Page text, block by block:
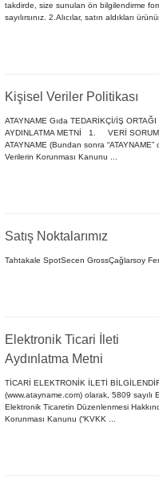
takdirde, size sunulan ön bilgilendirme
sayılırsınız. 2.Alıcılar, satın aldıkları
Kişisel Veriler Politikası
ATAYNAME Gıda TEDARİKÇİ/İŞ
AYDINLATMA METNİ 1. VERİ
ATAYNAME (Bundan sonra
Verilerin Korunması Kanunu ...
Satış Noktalarımız
Tahtakale SpotSecen GrossÇağlarsoy
Elektronik Ticari İleti
Aydınlatma Metni
TİCARİ ELEKTRONİK İLETİ
(www.atayname.com) olarak, 5809 sayılı
Elektronik Ticaretin Düzenlenmesi
Korunması Kanunu (“KVKK ...